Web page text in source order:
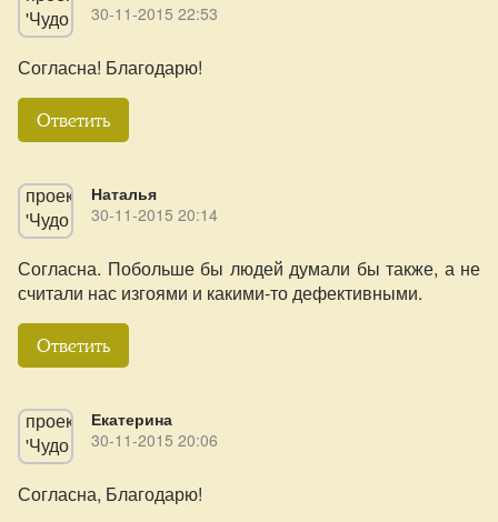
30-11-2015 22:53
Согласна! Благодарю!
Ответить
Наталья
30-11-2015 20:14
Согласна. Побольше бы людей думали бы также, а не
считали нас изгоями и какими-то дефективными.
Ответить
Екатерина
30-11-2015 20:06
Согласна, Благодарю!